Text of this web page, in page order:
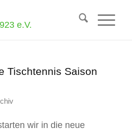
Tischtennis Saison
wir in die neue